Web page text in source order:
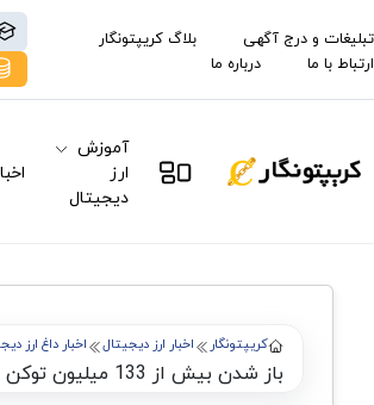
تبلیغات و درج آگهی
بلاگ کریپتونگار
ارتباط با ما
درباره ما
آموزش
ارز
دیجیتال
کریپتونگار اخبار ارز دیجیتال اخبار داغ ارز
باز شدن بیش از 133 میلیون توکن